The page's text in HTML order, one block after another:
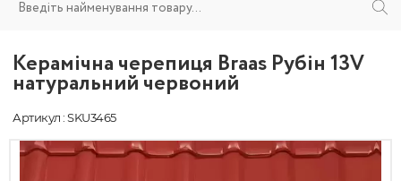
Керамічна черепиця Braas Рубін 13V
натуральний червоний
Артикул : SKU3465